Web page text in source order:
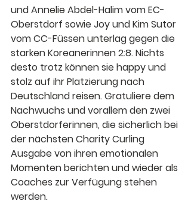
und Annelie Abdel-Halim vom EC-
Oberstdorf sowie Joy und Kim Sutor
vom CC-Füssen unterlag gegen die
starken Koreanerinnen 2:8. Nichts
desto trotz können sie happy und
stolz auf ihr Platzierung nach
Deutschland reisen. Gratuliere dem
Nachwuchs und vorallem den zwei
Oberstdorferinnen, die sicherlich bei
der nächsten Charity Curling
Ausgabe von ihren emotionalen
Momenten berichten und wieder als
Coaches zur Verfügung stehen
werden.